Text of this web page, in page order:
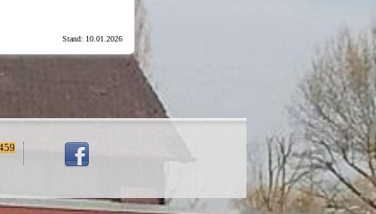
Stand: 10.01.2026